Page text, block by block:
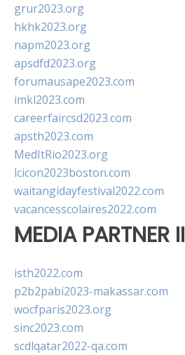
grur2023.org
hkhk2023.org
napm2023.org
apsdfd2023.org
forumausape2023.com
imkl2023.com
careerfaircsd2023.com
apsth2023.com
MedItRio2023.org
lcicon2023boston.com
waitangidayfestival2022.com
vacancesscolaires2022.com
MEDIA PARTNER II
isth2022.com
p2b2pabi2023-makassar.com
wocfparis2023.org
sinc2023.com
scdlqatar2022-qa.com